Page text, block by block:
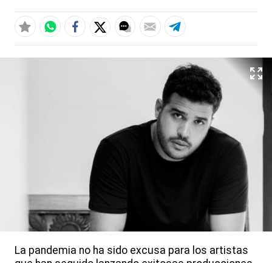
La pandemia no ha sido excusa para los artistas